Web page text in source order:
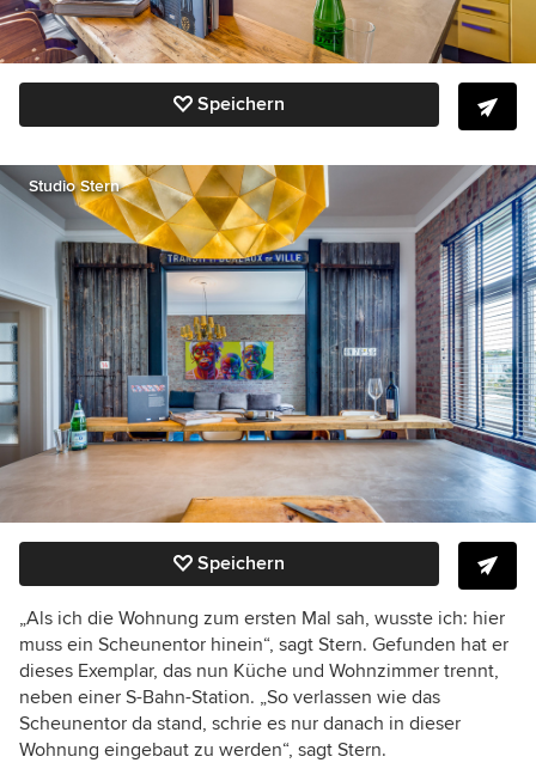
Speichern
Studio Stern
Speichern
„Als ich die Wohnung zum ersten Mal sah, wusste ich: hier
muss ein Scheunentor hinein“, sagt Stern. Gefunden hat er
dieses Exemplar, das nun Küche und Wohnzimmer trennt,
neben einer S-Bahn-Station. „So verlassen wie das
Scheunentor da stand, schrie es nur danach in dieser
Wohnung eingebaut zu werden“, sagt Stern.